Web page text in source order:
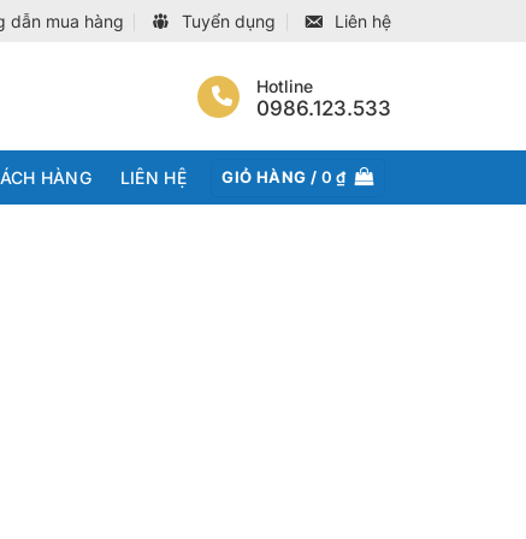
dẫn mua hàng Tuyển dụng Liên hệ
Hotline
0986.123.533
HÀNG LIÊN HỆ GIỎ HÀNG / 0₫